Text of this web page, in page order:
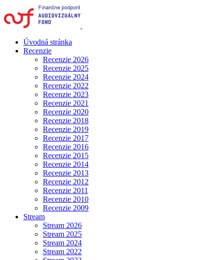
Úvodná stránka
Recenzie
Recenzie 2026
Recenzie 2025
Recenzie 2024
Recenzie 2022
Recenzie 2023
Recenzie 2021
Recenzie 2020
Recenzie 2018
Recenzie 2019
Recenzie 2017
Recenzie 2016
Recenzie 2015
Recenzie 2014
Recenzie 2013
Recenzie 2012
Recenzie 2011
Recenzie 2010
Recenzie 2009
Stream
Stream 2026
Stream 2025
Stream 2024
Stream 2022